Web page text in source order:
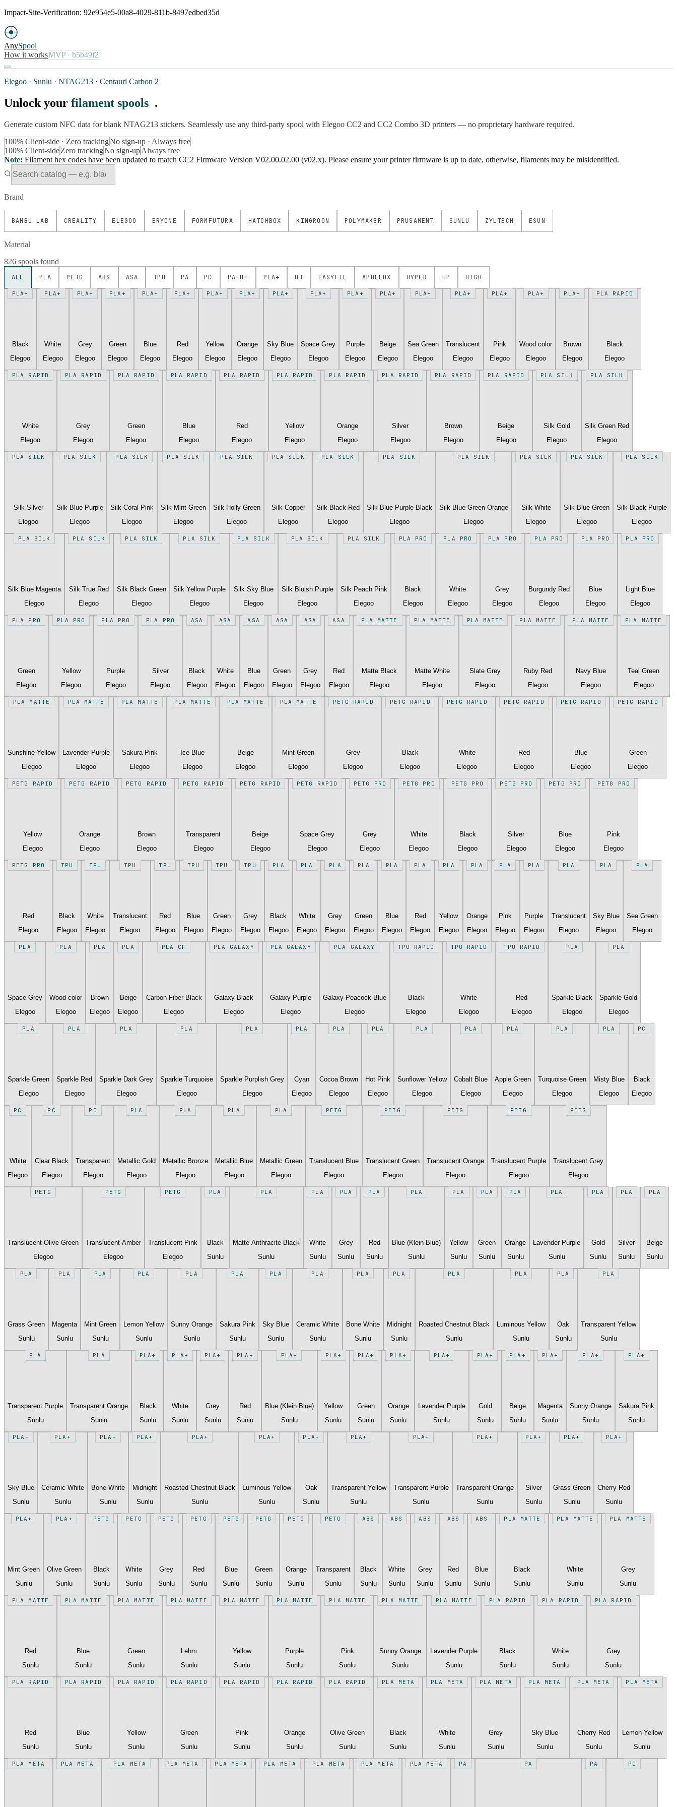
Impact-Site-Verification: 92e954e5-00a8-4029-811b-8497edbed35d
AnySpool
How it worksMVP· b5b49f2
Elegoo · Sunlu · NTAG213 · Centauri Carbon 2
Unlock your filament spools .
Generate custom NFC data for blank NTAG213 stickers. Seamlessly use any third-party spool with Elegoo CC2 and CC2 Combo 3D printers — no proprietary hardware required.
100% Client-side · Zero trackingNo sign-up · Always free
100% Client-sideZero trackingNo sign-upAlways free
Note: Filament hex codes have been updated to match CC2 Firmware Version V02.00.02.00 (v02.x). Please ensure your printer firmware is up to date, otherwise, filaments may be misidentified.
Brand
BAMBU LAB CREALITY ELEGOO ERYONE FORMFUTURA HATCHBOX KINGROON POLYMAKER PRUSAMENT SUNLU ZYLTECH ESUN
Material
826 spools found
ALL PLA PETG ABS ASA TPU PA PC PA-HT PLA+ HT EASYFIL APOLLOX HYPER HP HIGH
PLA+
Black
Elegoo
PLA+
White
Elegoo
PLA+
Grey
Elegoo
PLA+
Green
Elegoo
PLA+
Blue
Elegoo
PLA+
Red
Elegoo
PLA+
Yellow
Elegoo
PLA+
Orange
Elegoo
PLA+
Sky Blue
Elegoo
PLA+
Space Grey
Elegoo
PLA+
Purple
Elegoo
PLA+
Beige
Elegoo
PLA+
Sea Green
Elegoo
PLA+
Translucent
Elegoo
PLA+
Pink
Elegoo
PLA+
Wood color
Elegoo
PLA+
Brown
Elegoo
PLA RAPID
Black
Elegoo
PLA RAPID
White
Elegoo
PLA RAPID
Grey
Elegoo
PLA RAPID
Green
Elegoo
PLA RAPID
Blue
Elegoo
PLA RAPID
Red
Elegoo
PLA RAPID
Yellow
Elegoo
PLA RAPID
Orange
Elegoo
PLA RAPID
Silver
Elegoo
PLA RAPID
Brown
Elegoo
PLA RAPID
Beige
Elegoo
PLA SILK
Silk Gold
Elegoo
PLA SILK
Silk Green Red
Elegoo
PLA SILK
Silk Silver
Elegoo
PLA SILK
Silk Blue Purple
Elegoo
PLA SILK
Silk Coral Pink
Elegoo
PLA SILK
Silk Mint Green
Elegoo
PLA SILK
Silk Holly Green
Elegoo
PLA SILK
Silk Copper
Elegoo
PLA SILK
Silk Black Red
Elegoo
PLA SILK
Silk Blue Purple Black
Elegoo
PLA SILK
Silk Blue Green Orange
Elegoo
PLA SILK
Silk White
Elegoo
PLA SILK
Silk Blue Green
Elegoo
PLA SILK
Silk Black Purple
Elegoo
PLA SILK
Silk Blue Magenta
Elegoo
PLA SILK
Silk True Red
Elegoo
PLA SILK
Silk Black Green
Elegoo
PLA SILK
Silk Yellow Purple
Elegoo
PLA SILK
Silk Sky Blue
Elegoo
PLA SILK
Silk Bluish Purple
Elegoo
PLA SILK
Silk Peach Pink
Elegoo
PLA PRO
Black
Elegoo
PLA PRO
White
Elegoo
PLA PRO
Grey
Elegoo
PLA PRO
Burgundy Red
Elegoo
PLA PRO
Blue
Elegoo
PLA PRO
Light Blue
Elegoo
PLA PRO
Green
Elegoo
PLA PRO
Yellow
Elegoo
PLA PRO
Purple
Elegoo
PLA PRO
Silver
Elegoo
ASA
Black
Elegoo
ASA
White
Elegoo
ASA
Blue
Elegoo
ASA
Green
Elegoo
ASA
Grey
Elegoo
ASA
Red
Elegoo
PLA MATTE
Matte Black
Elegoo
PLA MATTE
Matte White
Elegoo
PLA MATTE
Slate Grey
Elegoo
PLA MATTE
Ruby Red
Elegoo
PLA MATTE
Navy Blue
Elegoo
PLA MATTE
Teal Green
Elegoo
PLA MATTE
Sunshine Yellow
Elegoo
PLA MATTE
Lavender Purple
Elegoo
PLA MATTE
Sakura Pink
Elegoo
PLA MATTE
Ice Blue
Elegoo
PLA MATTE
Beige
Elegoo
PLA MATTE
Mint Green
Elegoo
PETG RAPID
Grey
Elegoo
PETG RAPID
Black
Elegoo
PETG RAPID
White
Elegoo
PETG RAPID
Red
Elegoo
PETG RAPID
Blue
Elegoo
PETG RAPID
Green
Elegoo
PETG RAPID
Yellow
Elegoo
PETG RAPID
Orange
Elegoo
PETG RAPID
Brown
Elegoo
PETG RAPID
Transparent
Elegoo
PETG RAPID
Beige
Elegoo
PETG RAPID
Space Grey
Elegoo
PETG PRO
Grey
Elegoo
PETG PRO
White
Elegoo
PETG PRO
Black
Elegoo
PETG PRO
Silver
Elegoo
PETG PRO
Blue
Elegoo
PETG PRO
Pink
Elegoo
PETG PRO
Red
Elegoo
TPU
Black
Elegoo
TPU
White
Elegoo
TPU
Translucent
Elegoo
TPU
Red
Elegoo
TPU
Blue
Elegoo
TPU
Green
Elegoo
TPU
Grey
Elegoo
PLA
Black
Elegoo
PLA
White
Elegoo
PLA
Grey
Elegoo
PLA
Green
Elegoo
PLA
Blue
Elegoo
PLA
Red
Elegoo
PLA
Yellow
Elegoo
PLA
Orange
Elegoo
PLA
Pink
Elegoo
PLA
Purple
Elegoo
PLA
Translucent
Elegoo
PLA
Sky Blue
Elegoo
PLA
Sea Green
Elegoo
PLA
Space Grey
Elegoo
PLA
Wood color
Elegoo
PLA
Brown
Elegoo
PLA
Beige
Elegoo
PLA CF
Carbon Fiber Black
Elegoo
PLA GALAXY
Galaxy Black
Elegoo
PLA GALAXY
Galaxy Purple
Elegoo
PLA GALAXY
Galaxy Peacock Blue
Elegoo
TPU RAPID
Black
Elegoo
TPU RAPID
White
Elegoo
TPU RAPID
Red
Elegoo
PLA
Sparkle Black
Elegoo
PLA
Sparkle Gold
Elegoo
PLA
Sparkle Green
Elegoo
PLA
Sparkle Red
Elegoo
PLA
Sparkle Dark Grey
Elegoo
PLA
Sparkle Turquoise
Elegoo
PLA
Sparkle Purplish Grey
Elegoo
PLA
Cyan
Elegoo
PLA
Cocoa Brown
Elegoo
PLA
Hot Pink
Elegoo
PLA
Sunflower Yellow
Elegoo
PLA
Cobalt Blue
Elegoo
PLA
Apple Green
Elegoo
PLA
Turquoise Green
Elegoo
PLA
Misty Blue
Elegoo
PC
Black
Elegoo
PC
White
Elegoo
PC
Clear Black
Elegoo
PC
Transparent
Elegoo
PLA
Metallic Gold
Elegoo
PLA
Metallic Bronze
Elegoo
PLA
Metallic Blue
Elegoo
PLA
Metallic Green
Elegoo
PETG
Translucent Blue
Elegoo
PETG
Translucent Green
Elegoo
PETG
Translucent Orange
Elegoo
PETG
Translucent Purple
Elegoo
PETG
Translucent Grey
Elegoo
PETG
Translucent Olive Green
Elegoo
PETG
Translucent Amber
Elegoo
PETG
Translucent Pink
Elegoo
PLA
Black
Sunlu
PLA
Matte Anthracite Black
Sunlu
PLA
White
Sunlu
PLA
Grey
Sunlu
PLA
Red
Sunlu
PLA
Blue (Klein Blue)
Sunlu
PLA
Yellow
Sunlu
PLA
Green
Sunlu
PLA
Orange
Sunlu
PLA
Lavender Purple
Sunlu
PLA
Gold
Sunlu
PLA
Silver
Sunlu
PLA
Beige
Sunlu
PLA
Grass Green
Sunlu
PLA
Magenta
Sunlu
PLA
Mint Green
Sunlu
PLA
Lemon Yellow
Sunlu
PLA
Sunny Orange
Sunlu
PLA
Sakura Pink
Sunlu
PLA
Sky Blue
Sunlu
PLA
Ceramic White
Sunlu
PLA
Bone White
Sunlu
PLA
Midnight
Sunlu
PLA
Roasted Chestnut Black
Sunlu
PLA
Luminous Yellow
Sunlu
PLA
Oak
Sunlu
PLA
Transparent Yellow
Sunlu
PLA
Transparent Purple
Sunlu
PLA
Transparent Orange
Sunlu
PLA+
Black
Sunlu
PLA+
White
Sunlu
PLA+
Grey
Sunlu
PLA+
Red
Sunlu
PLA+
Blue (Klein Blue)
Sunlu
PLA+
Yellow
Sunlu
PLA+
Green
Sunlu
PLA+
Orange
Sunlu
PLA+
Lavender Purple
Sunlu
PLA+
Gold
Sunlu
PLA+
Beige
Sunlu
PLA+
Magenta
Sunlu
PLA+
Sunny Orange
Sunlu
PLA+
Sakura Pink
Sunlu
PLA+
Sky Blue
Sunlu
PLA+
Ceramic White
Sunlu
PLA+
Bone White
Sunlu
PLA+
Midnight
Sunlu
PLA+
Roasted Chestnut Black
Sunlu
PLA+
Luminous Yellow
Sunlu
PLA+
Oak
Sunlu
PLA+
Transparent Yellow
Sunlu
PLA+
Transparent Purple
Sunlu
PLA+
Transparent Orange
Sunlu
PLA+
Silver
Sunlu
PLA+
Grass Green
Sunlu
PLA+
Cherry Red
Sunlu
PLA+
Mint Green
Sunlu
PLA+
Olive Green
Sunlu
PETG
Black
Sunlu
PETG
White
Sunlu
PETG
Grey
Sunlu
PETG
Red
Sunlu
PETG
Blue
Sunlu
PETG
Green
Sunlu
PETG
Orange
Sunlu
PETG
Transparent
Sunlu
ABS
Black
Sunlu
ABS
White
Sunlu
ABS
Grey
Sunlu
ABS
Red
Sunlu
ABS
Blue
Sunlu
PLA MATTE
Black
Sunlu
PLA MATTE
White
Sunlu
PLA MATTE
Grey
Sunlu
PLA MATTE
Red
Sunlu
PLA MATTE
Blue
Sunlu
PLA MATTE
Green
Sunlu
PLA MATTE
Lehm
Sunlu
PLA MATTE
Yellow
Sunlu
PLA MATTE
Purple
Sunlu
PLA MATTE
Pink
Sunlu
PLA MATTE
Sunny Orange
Sunlu
PLA MATTE
Lavender Purple
Sunlu
PLA RAPID
Black
Sunlu
PLA RAPID
White
Sunlu
PLA RAPID
Grey
Sunlu
PLA RAPID
Red
Sunlu
PLA RAPID
Blue
Sunlu
PLA RAPID
Yellow
Sunlu
PLA RAPID
Green
Sunlu
PLA RAPID
Pink
Sunlu
PLA RAPID
Orange
Sunlu
PLA RAPID
Olive Green
Sunlu
PLA META
Black
Sunlu
PLA META
White
Sunlu
PLA META
Grey
Sunlu
PLA META
Sky Blue
Sunlu
PLA META
Cherry Red
Sunlu
PLA META
Lemon Yellow
Sunlu
PLA META PLA META PLA META PLA META PLA META PLA META PLA META PLA META PLA META PA PA PA PC